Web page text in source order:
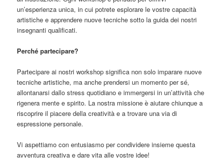
un’esperienza unica, in cui potrete esplorare le vostre capacità
artistiche e apprendere nuove tecniche sotto la guida dei nostri
insegnanti qualificati.
Perché partecipare?
Partecipare ai nostri workshop significa non solo imparare nuove
tecniche artistiche, ma anche prendersi un momento per sé,
allontanarsi dallo stress quotidiano e immergersi in un’attività che
rigenera mente e spirito. La nostra missione è aiutare chiunque a
riscoprire il piacere della creatività e a trovare una via di
espressione personale.
Vi aspettiamo con entusiasmo per condividere insieme questa
avventura creativa e dare vita alle vostre idee!